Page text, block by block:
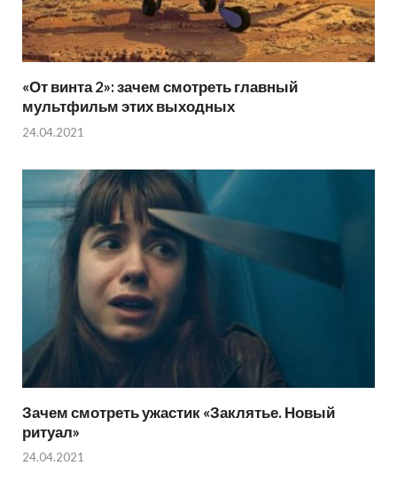
«От винта 2»: зачем смотреть главный
мультфильм этих выходных
24.04.2021
Зачем смотреть ужастик «Заклятье. Новый
ритуал»
24.04.2021